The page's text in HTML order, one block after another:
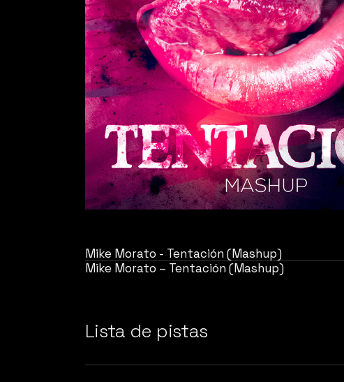
Mike Morato - Tentación (Mashup)
Mike Morato – Tentación (Mashup)
Lista de pistas